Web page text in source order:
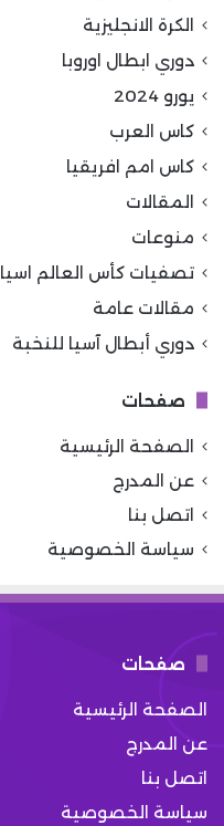
الكرة الانجليزية
دوري ابطال اوروبا
يورو 2024
كاس العرب
كاس امم افريقيا
المقالات
منوعات
تصفيات كأس العالم اسيا
مقالات عامة
دوري أبطال آسيا للنخبة
صفحات
الصفحة الرئيسية
عن المدرج
اتصل بنا
سياسة الخصوصية
صفحات
الصفحة الرئيسية
عن المدرج
اتصل بنا
سياسة الخصوصية